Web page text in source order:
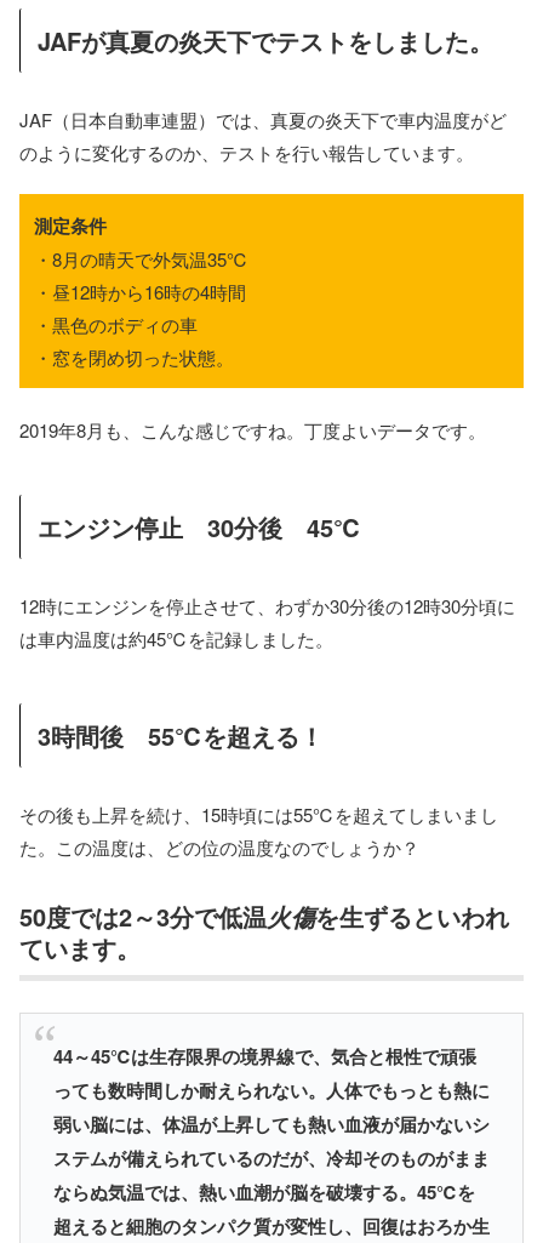
JAFが真夏の炎天下でテストをしました。
JAF（日本自動車連盟）では、真夏の炎天下で車内温度がど
のように変化するのか、テストを行い報告しています。
測定条件
・8月の晴天で外気温35℃
・昼12時から16時の4時間
・黒色のボディの車
・窓を閉め切った状態。
2019年8月も、こんな感じですね。丁度よいデータです。
エンジン停止 30分後 45℃
12時にエンジンを停止させて、わずか30分後の12時30分頃に
は車内温度は約45℃を記録しました。
3時間後 55℃を超える！
その後も上昇を続け、15時頃には55℃を超えてしまいまし
た。この温度は、どの位の温度なのでしょうか？
50度では2～3分で低温火傷を生ずるといわれ
ています。
44～45℃は生存限界の境界線で、気合と根性で頑張
っても数時間しか耐えられない。人体でもっとも熱に
弱い脳には、体温が上昇しても熱い血液が届かないシ
ステムが備えられているのだが、冷却そのものがまま
ならぬ気温では、熱い血潮が脳を破壊する。45℃を
超えると細胞のタンパク質が変性し、回復はおろか生